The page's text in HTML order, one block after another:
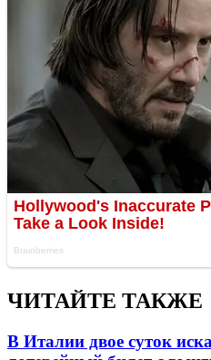
ЧИТАЙТЕ ТАКЖЕ
В Италии двое суток